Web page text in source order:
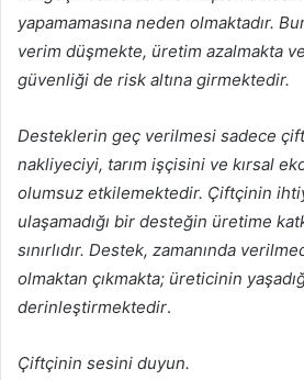
yapamamasına neden olmaktadır.
verim düşmekte, üretim azalmakta
güvenliği de risk altına girmektedir.
Desteklerin geç verilmesi sadece
nakliyeciyi, tarım işçisini ve kırsal
olumsuz etkilemektedir. Çiftçinin
ulaşamadığı bir desteğin üretime
sınırlıdır. Destek, zamanında
olmaktan çıkmakta; üreticinin
derinleştirmektedir.
Çiftçinin sesini duyun.